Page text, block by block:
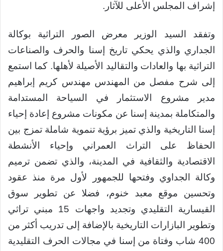
إشراف المجلس الأعلى للآثار.
وتفقد السيد الوزير معرض الصور التراثية بوكالة
الجداري والذي يحكي تاريخ إسنا والحرف والصناعات
التراثية بها والعادات والتقاليد الأصيلة لأهلها. كما استمع
إلى شرح مفصل من المهندس مهندس كريم إبراهيم
مدير مشروع الاستثمار في السياحة المستدامة
والمتكاملة بمدينة إسنا عن مكونات مشروع إعادة إحياء
إسنا التاريخية والذي تميز برؤية تنموية شاملة تمزج بين
الحفاظ على التراث العمراني وإحياء الأنشطة
الاقتصادية والثقافية في المدينة، والذي تضمن ترميم
وكالة الجداوي وفتحها للجمهور لأول مرة منذ عقود
وتحسين موقع معبد خنوم، فضلا عن تطوير سوق
القيسارية التقليدي وتجديد واجهات 15 مبني تراثي
وتطوير البازارات التاريخية بالإضافة إلى تدريب أكثر من
400 شاب وفتاة من إسنا في مجالات الحرف التقليدية